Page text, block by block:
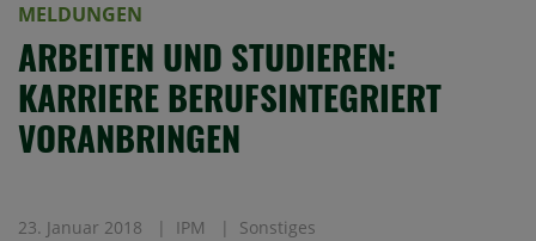
MELDUNGEN
ARBEITEN UND STUDIEREN:
KARRIERE BERUFSINTEGRIERT
VORANBRINGEN
23. Januar 2018 IPM Sonstiges